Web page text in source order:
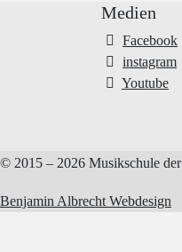
Medien
Facebook
instagram
Youtube
© 2015 – 2026 Musikschule der
Benjamin Albrecht Webdesign